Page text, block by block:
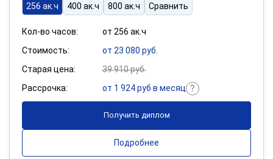
256 ак.ч
400 ак.ч 800 ак.ч Сравнить
Кол-во часов:
от 256 ак.ч
Стоимость:
от 23 080 руб.
Старая цена:
39 910 руб.
Рассрочка:
от 1 924 руб в месяц
Получить диплом
Подробнее